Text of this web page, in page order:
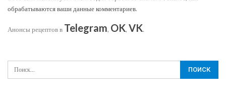
обрабатываются ваши данные комментариев.
Анонсы рецептов в Telegram, OK, VK.